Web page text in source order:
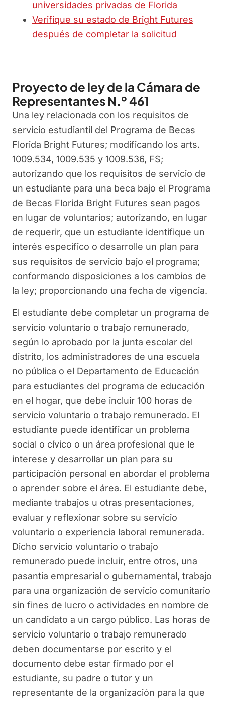
universidades privadas de Florida
Verifique su estado de Bright Futures
después de completar la solicitud
Proyecto de ley de la Cámara de
Representantes N.º 461
Una ley relacionada con los requisitos de
servicio estudiantil del Programa de Becas
Florida Bright Futures; modificando los arts.
1009.534, 1009.535 y 1009.536, FS;
autorizando que los requisitos de servicio de
un estudiante para una beca bajo el Programa
de Becas Florida Bright Futures sean pagos
en lugar de voluntarios; autorizando, en lugar
de requerir, que un estudiante identifique un
interés específico o desarrolle un plan para
sus requisitos de servicio bajo el programa;
conformando disposiciones a los cambios de
la ley; proporcionando una fecha de vigencia.
El estudiante debe completar un programa de
servicio voluntario o trabajo remunerado,
según lo aprobado por la junta escolar del
distrito, los administradores de una escuela
no pública o el Departamento de Educación
para estudiantes del programa de educación
en el hogar, que debe incluir 100 horas de
servicio voluntario o trabajo remunerado. El
estudiante puede identificar un problema
social o cívico o un área profesional que le
interese y desarrollar un plan para su
participación personal en abordar el problema
o aprender sobre el área. El estudiante debe,
mediante trabajos u otras presentaciones,
evaluar y reflexionar sobre su servicio
voluntario o experiencia laboral remunerada.
Dicho servicio voluntario o trabajo
remunerado puede incluir, entre otros, una
pasantía empresarial o gubernamental, trabajo
para una organización de servicio comunitario
sin fines de lucro o actividades en nombre de
un candidato a un cargo público. Las horas de
servicio voluntario o trabajo remunerado
deben documentarse por escrito y el
documento debe estar firmado por el
estudiante, su padre o tutor y un
representante de la organización para la que